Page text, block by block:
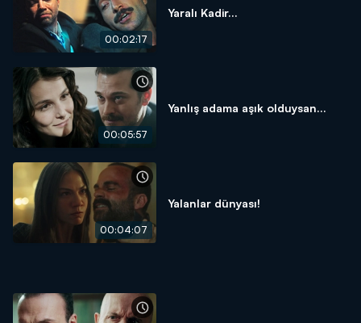
00:02:17
Yaralı Kadir...
00:05:57
Yanlış adama aşık olduysan...
00:04:07
Yalanlar dünyası!